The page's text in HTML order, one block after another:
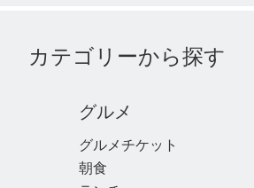
カテゴリーから探す
グルメ
グルメチケット
朝食